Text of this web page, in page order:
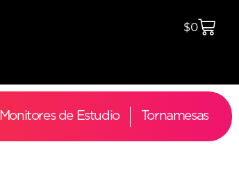
$0
Monitores de Estudio Tornamesas